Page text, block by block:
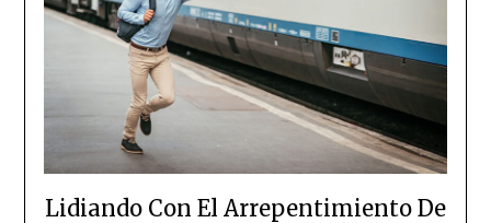
Lidiando Con El Arrepentimiento De